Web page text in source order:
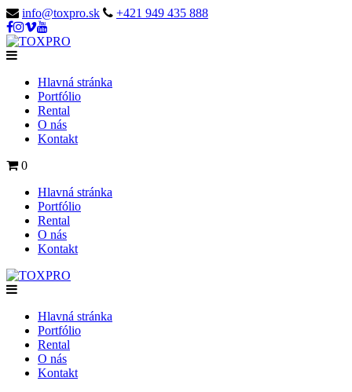
info@toxpro.sk +421 949 435 888
Hlavná stránka
Portfólio
Rental
O nás
Kontakt
0
Hlavná stránka
Portfólio
Rental
O nás
Kontakt
Hlavná stránka
Portfólio
Rental
O nás
Kontakt